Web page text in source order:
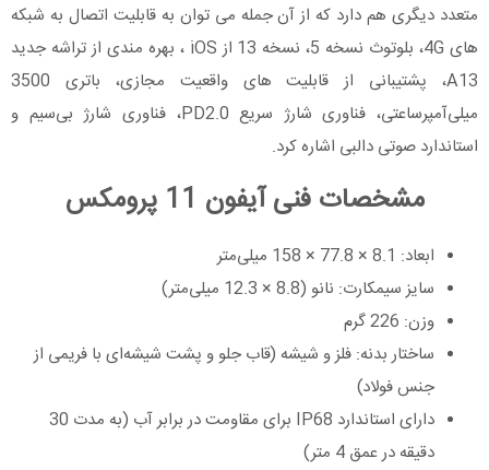
متعدد دیگری هم دارد که از آن جمله می توان به قابلیت اتصال به شبکه­‌
های 4G، بلوتوث نسخه‌ 5، نسخه 13 از iOS ، بهره مندی از تراشه جدید
A13، پشتیبانی از قابلیت های واقعیت مجازی، باتری 3500
میلی‌آمپرساعتی، فناوری شارژ سریع PD2.0، فناوری شارژ بی‎‌سیم و
استاندارد صوتی دالبی اشاره کرد.
مشخصات فنی آیفون 11 پرومکس
ابعاد: 8.1 × 77.8 × 158 میلی‌متر
سایز سیمکارت: نانو (8.8 × 12.3 میلی‌متر)
وزن: 226 گرم
ساختار بدنه: فلز و شیشه (قاب جلو و پشت شیشه‌ای با فریمی از
جنس فولاد)
دارای استاندارد IP68 برای مقاومت در برابر آب (به مدت 30
دقیقه در عمق 4 متر)